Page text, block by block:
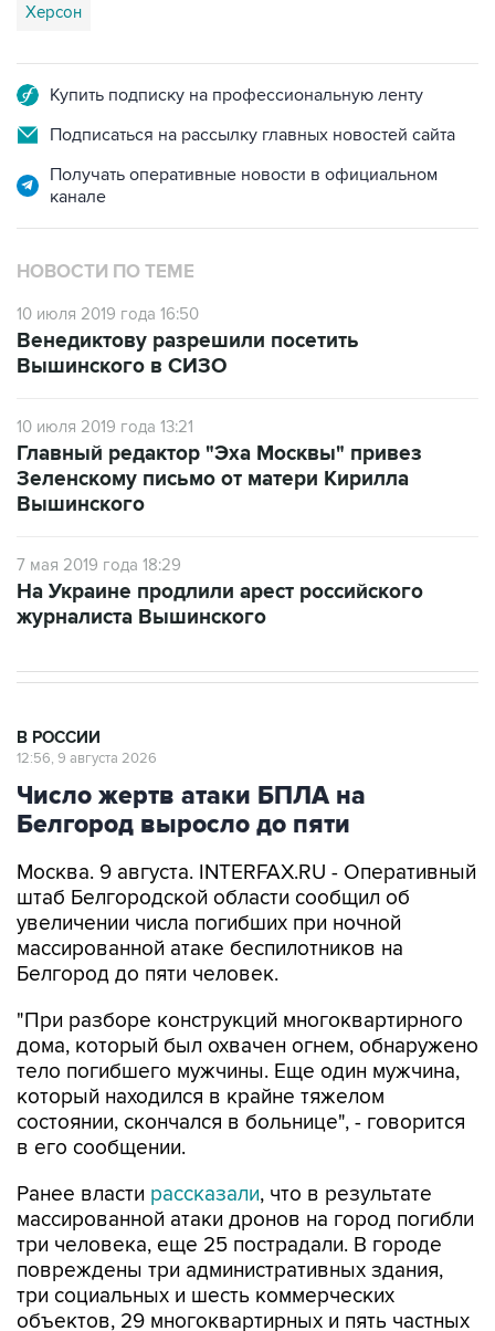
Подписаться на рассылку главных новостей сайта
Получать оперативные новости в официальном
НОВОСТИ ПО ТЕМЕ
10 июля 2019 года 16:50
Вышинского в СИЗО
Зеленскому письмо от матери Кирилла
Вышинского
журналиста Вышинского
Число жертв атаки БПЛА на
Белгород выросло до пяти
Москва. 9 августа. INTERFAX.RU - Оперативный
увеличении числа погибших при ночной
массированной атаке беспилотников на
Белгород до пяти человек.
"При разборе конструкций многоквартирного
тело погибшего мужчины. Еще один мужчина,
который находился в крайне тяжелом
состоянии, скончался в больнице", - говорится
в его сообщении.
Ранее властирассказали
три человека, еще 25 пострадали. В городе
повреждены три административных здания,
три социальных и шесть коммерческих
объектов, 29 многоквартирных и пять частных
домов.